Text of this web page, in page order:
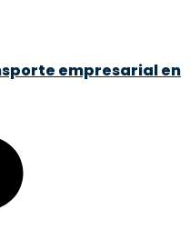
empresarial en